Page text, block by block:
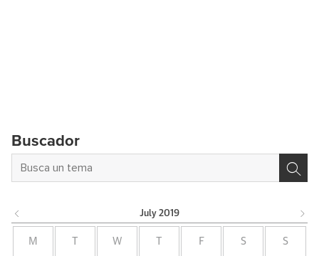
Buscador
July 2019
M W F S S